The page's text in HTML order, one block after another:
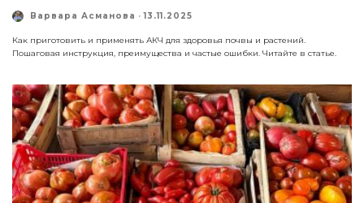
Варвара Асманова · 13.11.2025
Как приготовить и применять АКЧ для здоровья почвы и растений.
Пошаговая инструкция, преимущества и частые ошибки. Читайте в статье.